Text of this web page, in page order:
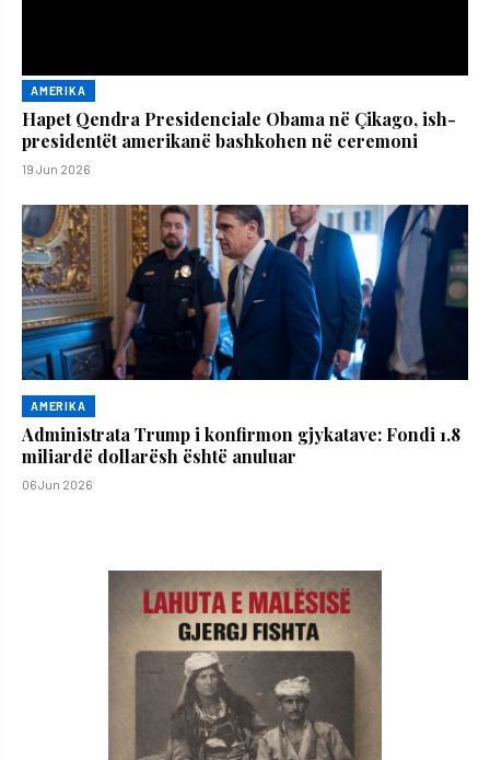
AMERIKA
Hapet Qendra Presidenciale Obama në Çikago, ish-
presidentët amerikanë bashkohen në ceremoni
19 Jun 2026
AMERIKA
Administrata Trump i konfirmon gjykatave: Fondi 1.8
miliardë dollarësh është anuluar
06 Jun 2026